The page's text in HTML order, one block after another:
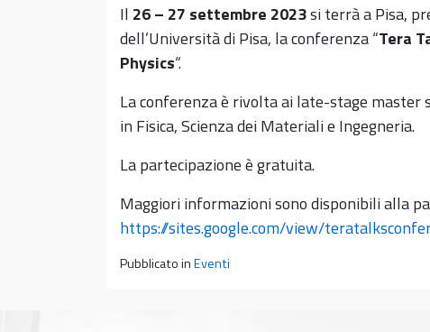
Il 26 – 27 settembre 2023si terrà a Pisa,
dell’Università di Pisa, la conferenza “Tera
Physics“.
La conferenza è rivolta ai late-stage master
in Fisica, Scienza dei Materiali e Ingegneria.
La partecipazione è gratuita.
Maggiori informazioni sono disponibili alla
https://sites.google.com/view/
Pubblicato inEventi